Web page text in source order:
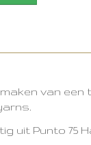
van een
uit Punto 75